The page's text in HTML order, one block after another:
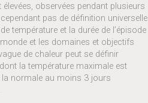
observées pendant plusieurs
pas de définition universelle
température et la durée de l’épisode
et les domaines et objectifs
de chaleur peut se définir
la température maximale est
la normale au moins 3 jours